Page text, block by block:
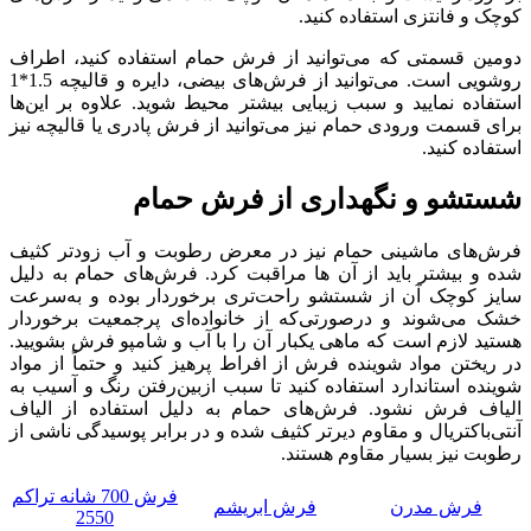
کوچک و فانتزی استفاده کنید.
دومین قسمتی که می‌توانید از فرش حمام استفاده کنید، اطراف
روشویی است. می‌توانید از فرش‌های بیضی، دایره و قالیچه 1.5*1
استفاده نمایید و سبب زیبایی بیشتر محیط شوید. علاوه بر این‌ها
برای قسمت ورودی حمام نیز می‌توانید از فرش پادری یا قالیچه نیز
استفاده کنید.
شستشو و نگهداری از فرش حمام
فرش‌های ماشینی حمام نیز در معرض رطوبت و آب زودتر کثیف
شده و بیشتر باید از آن ها مراقبت کرد. فرش‌های حمام به دلیل
سایز کوچک آن از شستشو راحت‌تری برخوردار بوده و به‌سرعت
خشک می‌شوند و درصورتی‌که از خانواده‌ای پرجمعیت برخوردار
هستید لازم است که ماهی یکبار آن را با آب و شامپو فرش بشویید.
در ریختن مواد شوینده فرش از افراط پرهیز کنید و حتماً از مواد
شوینده استاندارد استفاده کنید تا سبب ازبین‌رفتن رنگ و آسیب به
الیاف فرش نشود. فرش‌های حمام به دلیل استفاده از الیاف
آنتی‌باکتریال و مقاوم دیرتر کثیف شده و در برابر پوسیدگی ناشی از
رطوبت نیز بسیار مقاوم هستند.
فرش مدرن فرش ابریشم
فرش 700 شانه تراکم
2550